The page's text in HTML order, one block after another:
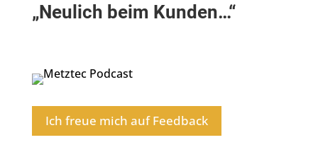
„Neulich beim Kunden…“
Ich freue mich auf Feedback